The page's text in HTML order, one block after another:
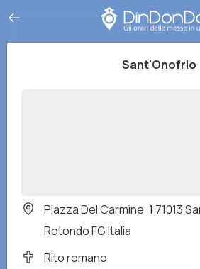
Sant'Onofrio
Piazza Del Carmine, 1 71013
Rotondo FG Italia
Rito romano